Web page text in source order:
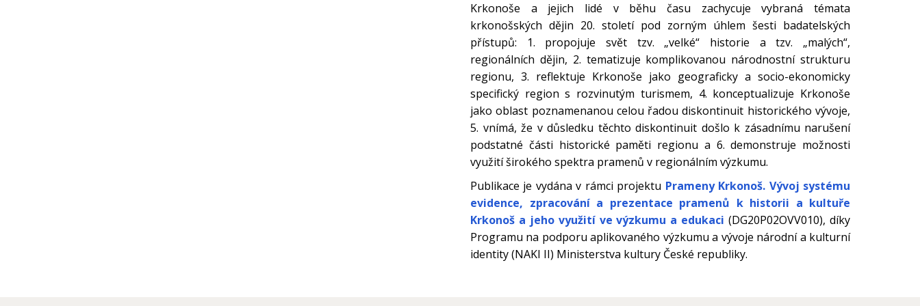
Krkonoše a jejich lidé v běhu času zachycuje vybraná témata
krkonošských dějin 20. století pod zorným úhlem šesti badatelských
přístupů: 1. propojuje svět tzv. „velké“ historie a tzv. „malých“,
regionálních dějin, 2. tematizuje komplikovanou národnostní strukturu
regionu, 3. reflektuje Krkonoše jako geograficky a socio-ekonomicky
specifický region s rozvinutým turismem, 4. konceptualizuje Krkonoše
jako oblast poznamenanou celou řadou diskontinuit historického vývoje,
5. vnímá, že v důsledku těchto diskontinuit došlo k zásadnímu narušení
podstatné části historické paměti regionu a 6. demonstruje možnosti
využití širokého spektra pramenů v regionálním výzkumu.
Publikace je vydána v rámci projektu Prameny Krkonoš. Vývoj systému
evidence, zpracování a prezentace pramenů k historii a kultuře
Krkonoš a jeho využití ve výzkumu a edukaci (DG20P02OVV010), díky
Programu na podporu aplikovaného výzkumu a vývoje národní a kulturní
identity (NAKI II) Ministerstva kultury České republiky.